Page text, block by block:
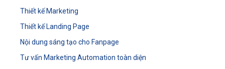
Thiết kế Marketing
Thiết kế Landing Page
Nội dung sáng tạo cho Fanpage
Tư vấn Marketing Automation toàn diện